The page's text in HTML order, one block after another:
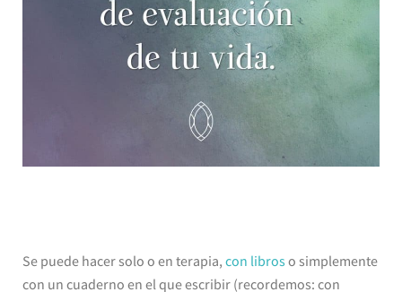
Se puede hacer solo o en terapia, con libros o simplemente
con un cuaderno en el que escribir (recordemos: con